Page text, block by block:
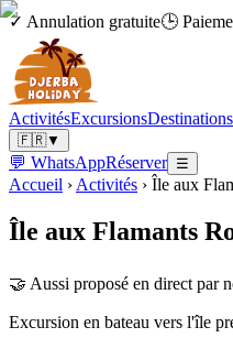
✓ Annulation gratuite🕒
ActivitésExcursionsDestinations
🇫🇷▼
💬 WhatsAppRéserver ☰
Accueil › Activités › Île aux
Île aux Flamants
🤝 Aussi proposé en direct par
Excursion en bateau vers l'île